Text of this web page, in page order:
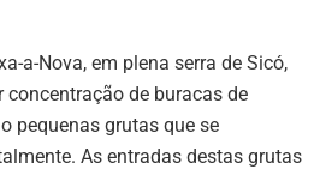
a-Nova, em plena serra de Sicó,
concentração de buracas de
pequenas grutas que se
As entradas destas grutas